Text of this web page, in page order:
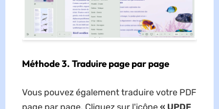
Méthode 3. Traduire page par page
Vous pouvez également traduire votre PDF